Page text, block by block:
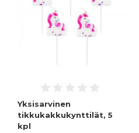
Yksisarvinen
tikkukakkukynttilät, 5
kpl